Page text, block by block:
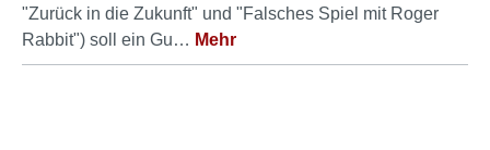
"Zurück in die Zukunft" und "Falsches Spiel mit Roger
Rabbit") soll ein Gu… Mehr